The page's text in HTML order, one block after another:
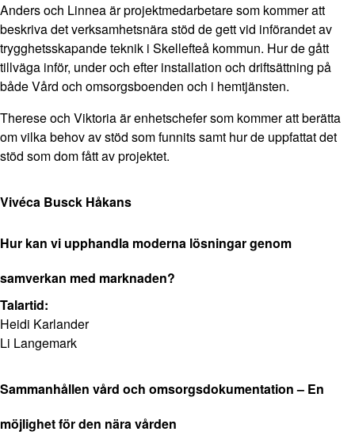
Anders och Linnea är projektmedarbetare som kommer att
beskriva det verksamhetsnära stöd de gett vid införandet av
trygghetsskapande teknik i Skellefteå kommun. Hur de gått
tillväga inför, under och efter installation och driftsättning på
både Vård och omsorgsboenden och i hemtjänsten.
Therese och Viktoria är enhetschefer som kommer att berätta
om vilka behov av stöd som funnits samt hur de uppfattat det
stöd som dom fått av projektet.
Vivéca Busck Håkans
Hur kan vi upphandla moderna lösningar genom
samverkan med marknaden?
Talartid:
Heidi Karlander
Li Langemark
Sammanhållen vård och omsorgsdokumentation – En
möjlighet för den nära vården